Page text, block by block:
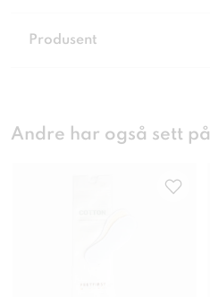
Produsent
Andre har også sett på